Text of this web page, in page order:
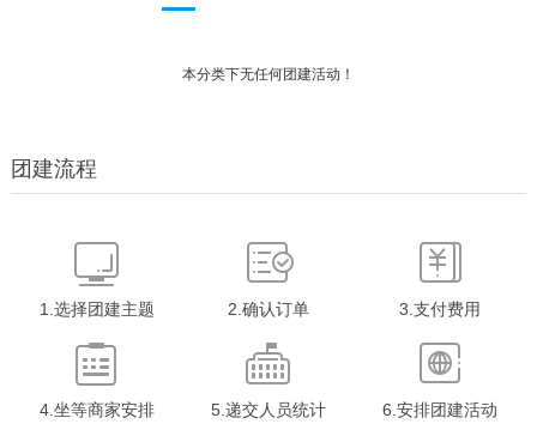
本分类下无任何团建活动！
团建流程
1.选择团建主题 2.确认订单 3.支付费用
4.坐等商家安排 5.递交人员统计 6.安排团建活动